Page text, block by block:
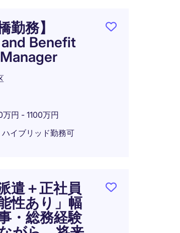
勤務】
Benefit
円 - 1100万円
イブリッド勤務可
遣＋正社員
性あり」幅
・総務経験